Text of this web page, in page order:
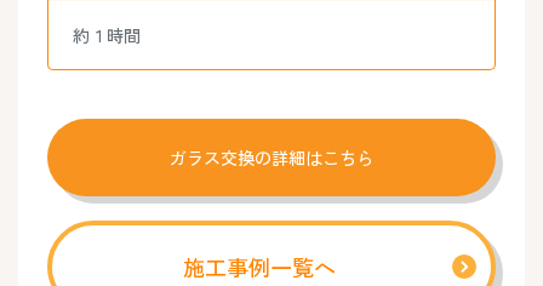
約１時間
ガラス交換の詳細はこちら
施工事例一覧へ